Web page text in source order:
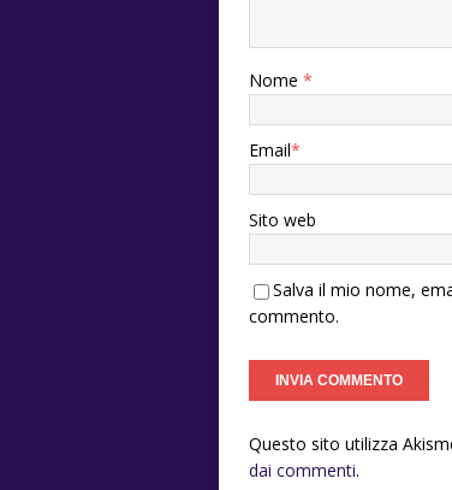
Nome *
Email*
Sito web
Salva il mio nome,
commento.
Questo sito utilizza
dai commenti.